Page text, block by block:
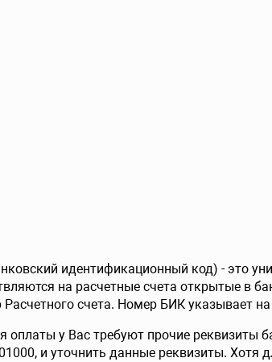
идентификационный код) - это
на расчетные счета открытые
Расчетного счета. Номер БИК указывает
оплаты у Вас требуют прочие
и уточнить данные реквизиты. Хотя